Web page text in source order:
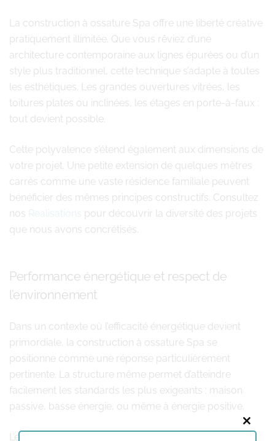
La construction à ossature Spa offre une liberté créative
pratiquement illimitée. Que vous rêviez d’une
architecture contemporaine aux lignes épurées ou d’un
style plus traditionnel, cette technique s’adapte à toutes
les esthétiques. Les grandes ouvertures vitrées, les
toitures plates ou inclinées, les étages en porte-à-faux :
tout devient possible.
Cette polyvalence s’étend également aux dimensions de
votre projet. Une petite extension de quelques mètres
carrés comme une vaste résidence familiale peuvent
bénéficier des mêmes principes constructifs. Consultez
nos Realisations pour découvrir la diversité des projets
que nous avons concrétisés.
Performance énergétique et respect de
l’environnement
Dans un contexte où l’efficacité énergétique devient
primordiale, la construction à ossature Spa se
positionne comme une réponse particulièrement
pertinente. La structure même permet d’atteindre
facilement les standards les plus exigeants : maison
passive, basse énergie, ou même à énergie positive.
L’empreinte carbone réduite constitue un atout majeurClose